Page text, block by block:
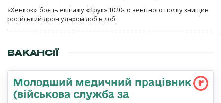
«Хенкок», боєць екіпажу «Крук» 1020-го зенітного полку знищив
російський дрон ударом лоб в лоб.
ВАКАНСІЇ
Молодший медичний працівник
(військова служба за